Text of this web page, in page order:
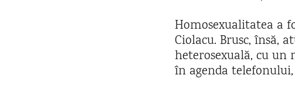
Homosexualitatea a
Ciolacu. Brusc, însă,
heterosexuală, cu
în agenda